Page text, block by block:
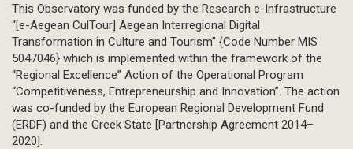
This Observatory was funded by the Research e-Infrastructure
“[e-Aegean CulTour] Aegean Interregional Digital
Transformation in Culture and Tourism” {Code Number MIS
5047046} which is implemented within the framework of the
“Regional Excellence” Action of the Operational Program
“Competitiveness, Entrepreneurship and Innovation”. The action
was co-funded by the European Regional Development Fund
(ERDF) and the Greek State [Partnership Agreement 2014–
2020].